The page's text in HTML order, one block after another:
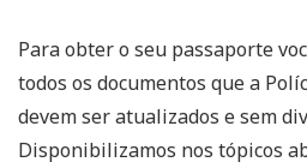
Para obter o seu passaporte
todos os documentos que a
devem ser atualizados e sem
Disponibilizamos nos tópicos